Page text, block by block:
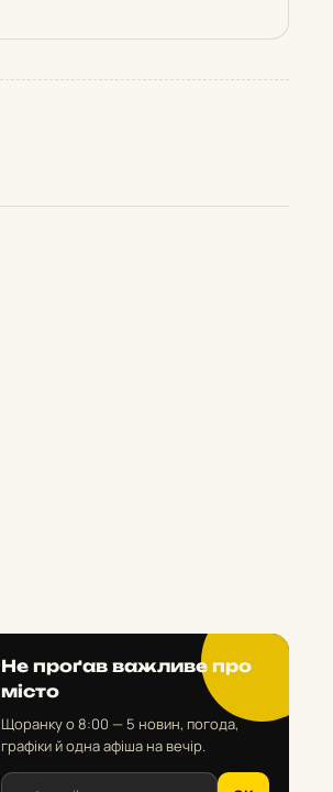
Не проґав важливе про
місто
Щоранку о 8:00 — 5 новин, погода,
графіки й одна афіша на вечір.